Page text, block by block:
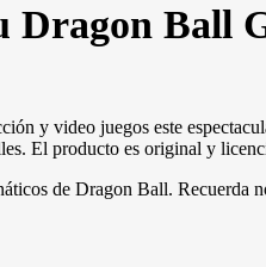
Dragon Ball
y video juegos este
El producto es original y
de Dragon Ball.